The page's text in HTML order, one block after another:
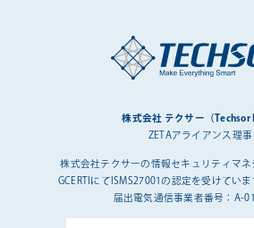
株式会社 テクサー（Techsor
ZETAアライアンス理事
株式会社テクサーの情報セキュリティマネ
GCERTIにてISMS27001の認定を受けていま
届出電気通信事業者番号：A-